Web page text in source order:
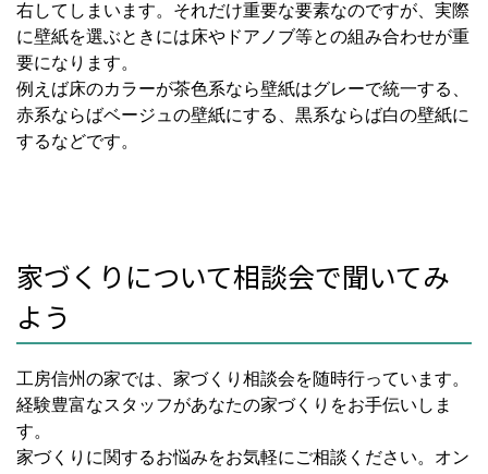
右してしまいます。それだけ重要な要素なのですが、実際
に壁紙を選ぶときには床やドアノブ等との組み合わせが重
要になります。
例えば床のカラーが茶色系なら壁紙はグレーで統一する、
赤系ならばベージュの壁紙にする、黒系ならば白の壁紙に
するなどです。
家づくりについて相談会で聞いてみ
よう
工房信州の家では、家づくり相談会を随時行っています。
経験豊富なスタッフがあなたの家づくりをお手伝いしま
す。
家づくりに関するお悩みをお気軽にご相談ください。オン